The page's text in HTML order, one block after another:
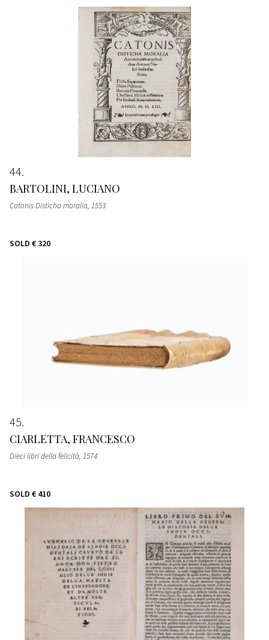
44
BARTOLINI, LUCIANO
Catonis Disticha moralia, 1553
SOLD € 320
45
CIARLETTA, FRANCESCO
Dieci libri della felicità, 1574
SOLD € 410